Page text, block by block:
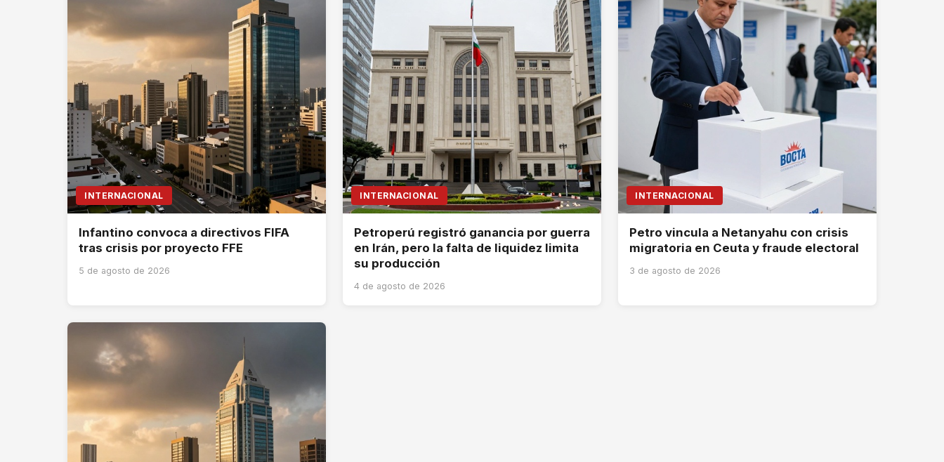
INTERNACIONAL
Infantino convoca a directivos FIFA
tras crisis por proyecto FFE
5 de agosto de 2026
INTERNACIONAL
Petroperú registró ganancia por guerra
en Irán, pero la falta de liquidez limita
su producción
4 de agosto de 2026
INTERNACIONAL
Petro vincula a Netanyahu con crisis
migratoria en Ceuta y fraude electoral
3 de agosto de 2026